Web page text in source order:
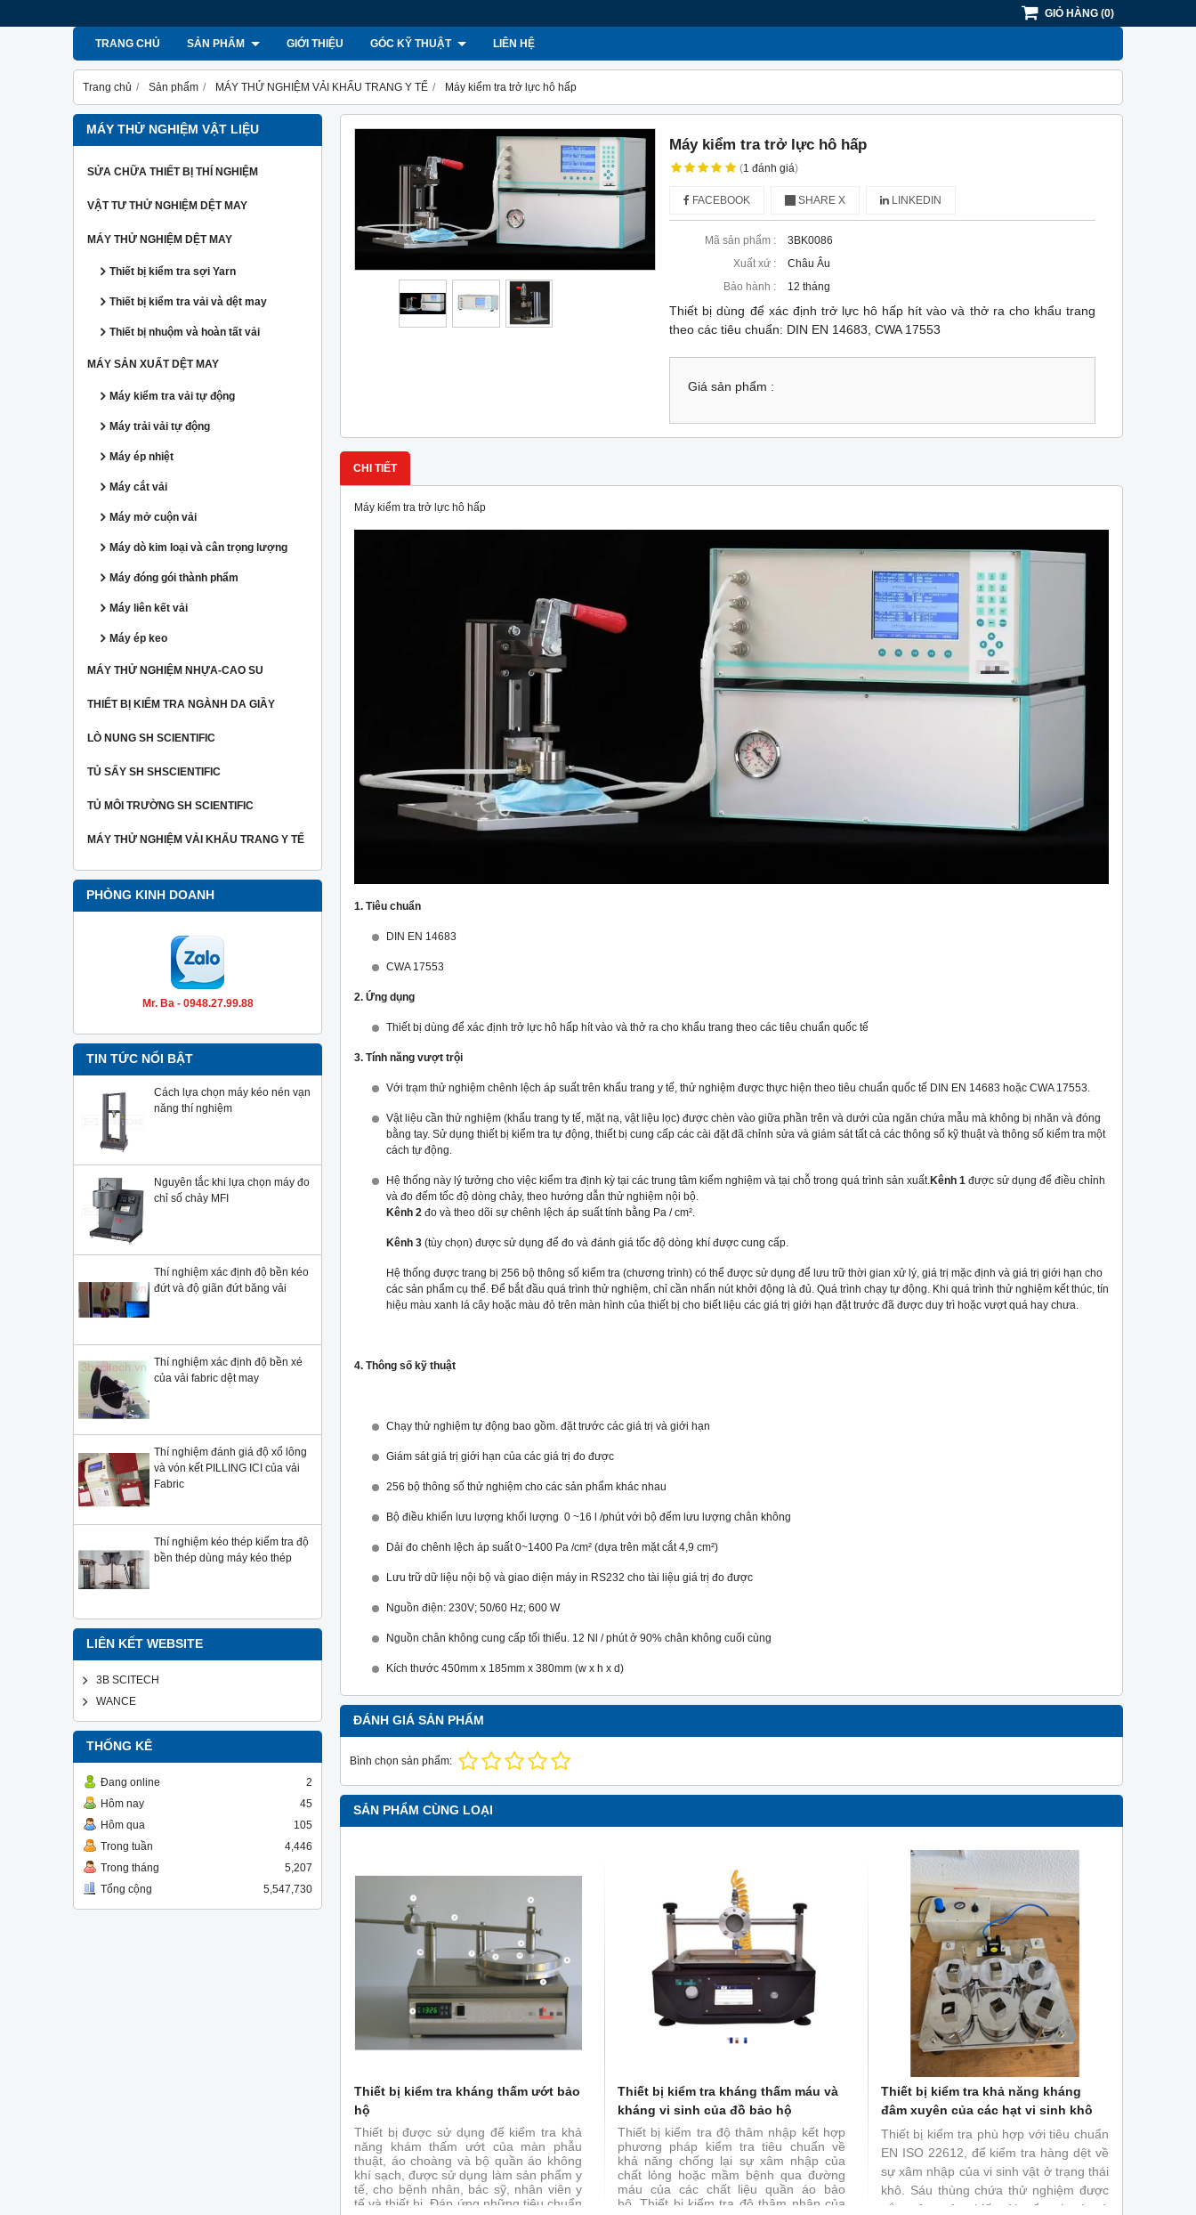
GIỎ HÀNG (0)
TRANG CHỦ SẢN PHẨM GIỚI THIỆU GÓC KỸ THUẬT LIÊN HỆ
Trang chủ Sản phẩm MÁY THỬ NGHIỆM VẢI KHẨU TRANG Y TẾ Máy kiểm tra trở lực hô hấp
MÁY THỬ NGHIỆM VẬT LIỆU
SỬA CHỮA THIẾT BỊ THÍ NGHIỆM
VẬT TƯ THỬ NGHIỆM DỆT MAY
MÁY THỬ NGHIỆM DỆT MAY
Thiết bị kiểm tra sợi Yarn
Thiết bị kiểm tra vải và dệt may
Thiết bị nhuộm và hoàn tất vải
MÁY SẢN XUẤT DỆT MAY
Máy kiểm tra vải tự động
Máy trải vải tự động
Máy ép nhiệt
Máy cắt vải
Máy mở cuộn vải
Máy dò kim loại và cân trọng lượng
Máy đóng gói thành phẩm
Máy liên kết vải
Máy ép keo
MÁY THỬ NGHIỆM NHỰA-CAO SU
THIẾT BỊ KIỂM TRA NGÀNH DA GIẦY
LÒ NUNG SH SCIENTIFIC
TỦ SẤY SH SHSCIENTIFIC
TỦ MÔI TRƯỜNG SH SCIENTIFIC
MÁY THỬ NGHIỆM VẢI KHẨU TRANG Y TẾ
PHÒNG KINH DOANH
Mr. Ba - 0948.27.99.88
TIN TỨC NỔI BẬT
Cách lựa chọn máy kéo nén vạn
năng thí nghiệm
Nguyên tắc khi lựa chọn máy đo
chỉ số chảy MFI
Thí nghiệm xác định độ bền kéo
đứt và độ giãn đứt băng vải
Thí nghiệm xác định độ bền xé
của vải fabric dệt may
Thí nghiệm đánh giá độ xổ lông
và vón kết PILLING ICI của vải
Fabric
Thí nghiệm kéo thép kiểm tra độ
bền thép dùng máy kéo thép
LIÊN KẾT WEBSITE
3B SCITECH
WANCE
THỐNG KÊ
Đang online
2
Hôm nay
45
Hôm qua
105
Trong tuần
4,446
Trong tháng
5,207
Tổng cộng
5,547,730
Máy kiểm tra trở lực hô hấp
(1đánh giá)
FACEBOOK SHARE X LINKEDIN
Mã sản phẩm :
3BK0086
Xuất xứ :
Châu Âu
Bảo hành :
12 tháng
Thiết bị dùng để xác định trở lực hô hấp hít vào và thở ra cho khẩu trang
theo các tiêu chuẩn: DIN EN 14683, CWA 17553
Giá sản phẩm :
CHI TIẾT
Máy kiểm tra trở lực hô hấp
1. Tiêu chuẩn
DIN EN 14683
CWA 17553
2. Ứng dụng
Thiết bị dùng để xác định trở lực hô hấp hít vào và thở ra cho khẩu trang theo các tiêu chuẩn quốc tế
3. Tính năng vượt trội
Với trạm thử nghiệm chênh lệch áp suất trên khẩu trang y tế, thử nghiệm được thực hiện theo tiêu chuẩn quốc tế DIN EN 14683 hoặc CWA 17553.
Vật liệu cần thử nghiệm (khẩu trang ty tế, mặt nạ, vật liệu lọc) được chèn vào giữa phần trên và dưới của ngăn chứa mẫu mà không bị nhăn và đóng
bằng tay. Sử dụng thiết bị kiểm tra tự động, thiết bị cung cấp các cài đặt đã chỉnh sửa và giám sát tất cả các thông số kỹ thuật và thông số kiểm tra một
cách tự động.
Hệ thống này lý tưởng cho việc kiểm tra định kỳ tại các trung tâm kiểm nghiệm và tại chỗ trong quá trình sản xuất.Kênh 1 được sử dụng để điều chỉnh
và đo đếm tốc độ dòng chảy, theo hướng dẫn thử nghiệm nội bộ.
Kênh 2 đo và theo dõi sự chênh lệch áp suất tính bằng Pa / cm².
Kênh 3 (tùy chọn) được sử dụng để đo và đánh giá tốc độ dòng khí được cung cấp.
Hệ thống được trang bị 256 bộ thông số kiểm tra (chương trình) có thể được sử dụng để lưu trữ thời gian xử lý, giá trị mặc định và giá trị giới hạn cho
các sản phẩm cụ thể. Để bắt đầu quá trình thử nghiệm, chỉ cần nhấn nút khởi động là đủ. Quá trình chạy tự động. Khi quá trình thử nghiệm kết thúc, tín
hiệu màu xanh lá cây hoặc màu đỏ trên màn hình của thiết bị cho biết liệu các giá trị giới hạn đặt trước đã được duy trì hoặc vượt quá hay chưa.
4. Thông số kỹ thuật
Chạy thử nghiệm tự động bao gồm. đặt trước các giá trị và giới hạn
Giám sát giá trị giới hạn của các giá trị đo được
256 bộ thông số thử nghiệm cho các sản phẩm khác nhau
Bộ điều khiển lưu lượng khối lượng 0 ~16 l /phút với bộ đếm lưu lượng chân không
Dải đo chênh lệch áp suất 0~1400 Pa /cm² (dựa trên mặt cắt 4,9 cm²)
Lưu trữ dữ liệu nội bộ và giao diện máy in RS232 cho tài liệu giá trị đo được
Nguồn điện: 230V; 50/60 Hz; 600 W
Nguồn chân không cung cấp tối thiểu. 12 Nl / phút ở 90% chân không cuối cùng
Kích thước 450mm x 185mm x 380mm (w x h x d)
ĐÁNH GIÁ SẢN PHẨM
Bình chọn sản phẩm:
SẢN PHẨM CÙNG LOẠI
Thiết bị kiểm tra kháng thấm ướt bảo
hộ
Thiết bị được sử dụng để kiểm tra khả
năng khám thấm ướt của màn phẫu
thuật, áo choàng và bộ quần áo không
khí sạch, được sử dụng làm sản phẩm y
tế, cho bệnh nhân, bác sỹ, nhân viên y
tế và thiết bị. Đáp ứng những tiêu chuẩn
Thiết bị kiểm tra kháng thấm máu và
kháng vi sinh của đồ bảo hộ
Thiết bị kiểm tra độ thâm nhập kết hợp
phương pháp kiểm tra tiêu chuẩn về
khả năng chống lại sự xâm nhập của
chất lỏng hoặc mầm bệnh qua đường
máu của các chất liệu quần áo bảo
hộ. Thiết bị kiểm tra độ thâm nhập của
Thiết bị kiểm tra khả năng kháng
đâm xuyên của các hạt vi sinh khô
Thiết bị kiểm tra phù hợp với tiêu chuẩn
EN ISO 22612, để kiểm tra hàng dệt về
sự xâm nhập của vi sinh vật ở trạng thái
khô. Sáu thùng chứa thử nghiệm được
gắn trên một phiến đá cẩm thạch và